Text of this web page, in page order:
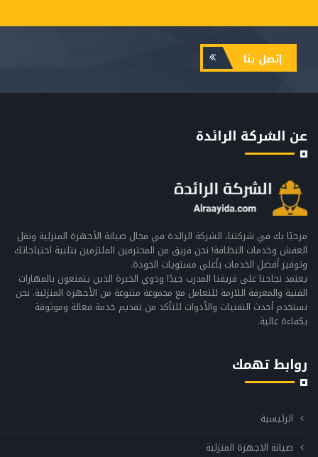
إتصل بنا
عن الشركة الرائدة
مرحبًا بك في شركتنا، الشركة الرائدة في مجال صيانة الأجهزة المنزلية ونقل
العفش وخدمات النظافة! نحن فريق من المحترفين الملتزمين بتلبية احتياجاتك
وتوفير أفضل الخدمات بأعلى مستويات الجودة.
يعتمد نجاحنا على فريقنا المدرب جيدًا وذوي الخبرة الذين يتمتعون بالمهارات
الفنية والمعرفة اللازمة للتعامل مع مجموعة متنوعة من الأجهزة المنزلية. نحن
نستخدم أحدث التقنيات والأدوات للتأكد من تقديم خدمة فعالة وموثوقة
بكفاءة عالية.
روابط تهمك
الرئيسية
صيانة الاجهزة المنزلية